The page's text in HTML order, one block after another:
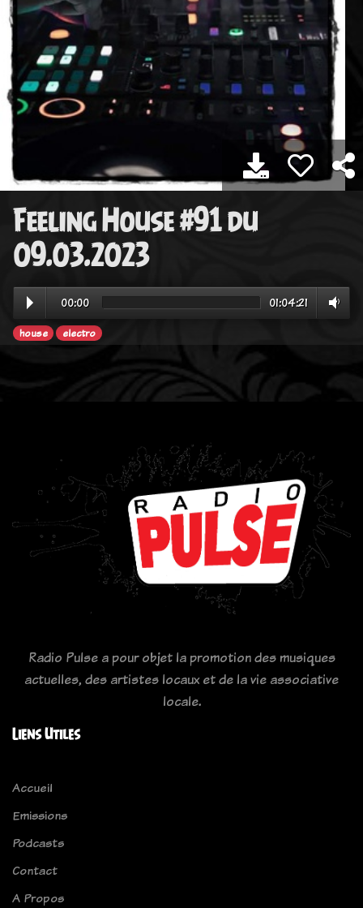
Feeling House #91 du
09.03.2023
00:00 01:04:21
house electro
Radio Pulse a pour objet la promotion des musiques
actuelles, des artistes locaux et de la vie associative
locale.
Liens Utiles
Accueil
Emissions
Podcasts
Contact
A Propos